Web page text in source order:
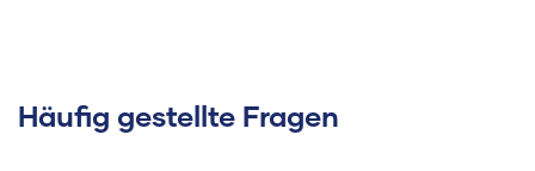
Häufig gestellte Fragen